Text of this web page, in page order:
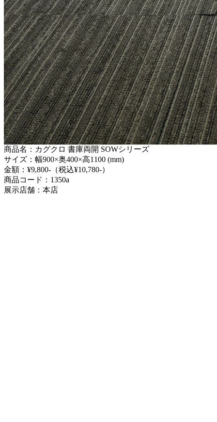
商品名：カグクロ 書庫両開 SOWシリーズ
サイズ：幅900×奥400×高1100 (mm)
金額：¥9,800-（税込¥10,780-）
商品コード：1350a
展示店舗：本店